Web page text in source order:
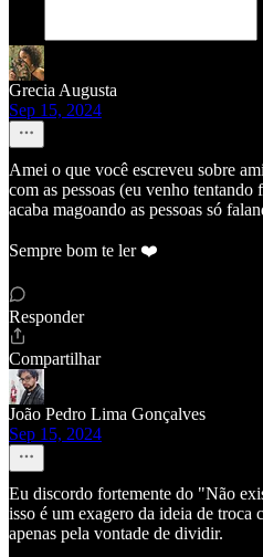
Grecia Augusta
Sep 15, 2024
Amei o que você escreveu sobre
com as pessoas (eu venho tentando
acaba magoando as pessoas só
Sempre bom te ler ❤️
Responder
Compartilhar
João Pedro Lima Gonçalves
Sep 15, 2024
Eu discordo fortemente do "Não
isso é um exagero da ideia de troca
apenas pela vontade de dividir.